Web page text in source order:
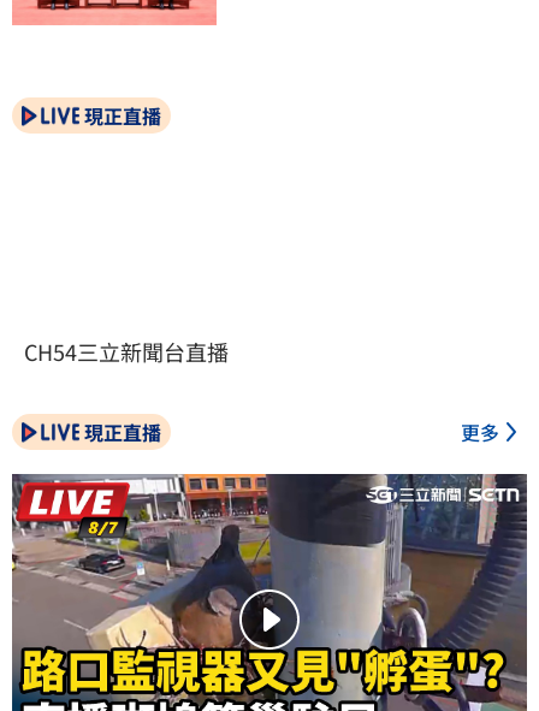
現正直播
CH54三立新聞台直播
現正直播 更多